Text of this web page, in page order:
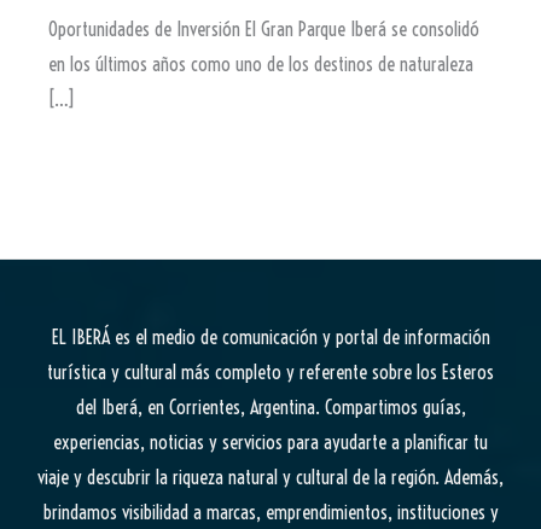
Oportunidades de Inversión El Gran Parque Iberá se consolidó
en los últimos años como uno de los destinos de naturaleza
[…]
EL IBERÁes el medio de comunicación y portal de información
turística y cultural más completo y referente sobre los Esteros
del Iberá, en Corrientes, Argentina. Compartimos guías,
experiencias, noticias y servicios para ayudarte a planificar tu
viaje y descubrir la riqueza natural y cultural de la región. Además,
brindamos visibilidad a marcas, emprendimientos, instituciones y